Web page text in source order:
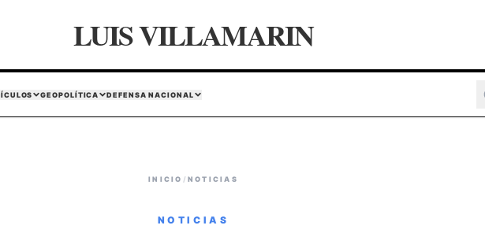
LUIS VILLAMARIN
GEOPOLÍTICA DEFENSA NACIONAL
INICIO / NOTICIAS
NOTICIAS